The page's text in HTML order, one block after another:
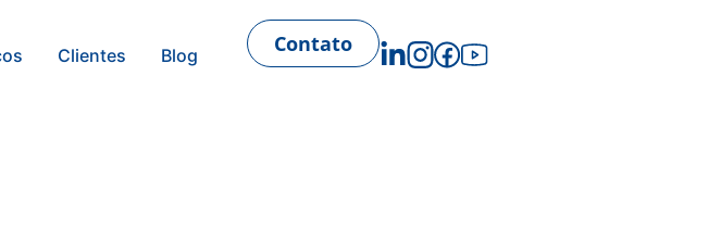
Clientes Blog Contato